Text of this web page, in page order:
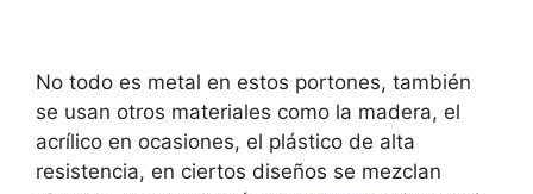
No todo es metal en estos portones, también
se usan otros materiales como la madera, el
acrílico en ocasiones, el plástico de alta
resistencia, en ciertos diseños se mezclan